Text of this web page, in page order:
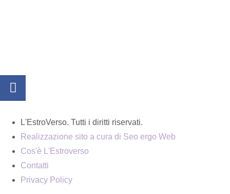
L'EstroVerso. Tutti i diritti riservati.
Realizzazione sito a cura di Seo ergo Web
Cos'è L'Estroverso
Contatti
Privacy Policy